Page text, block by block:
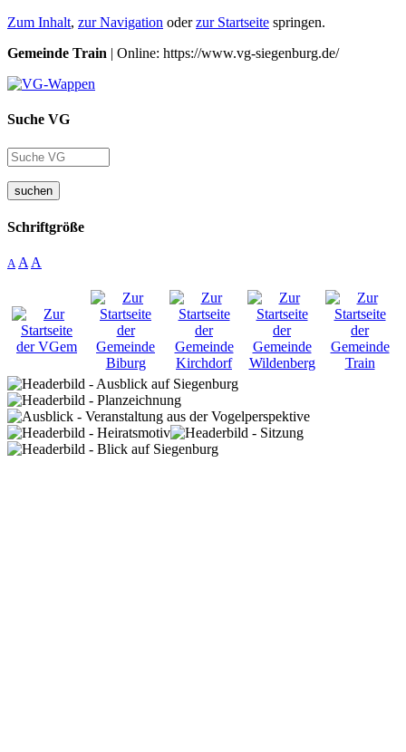
Zum Inhalt, zur Navigation oderzur Startseite springen.
Gemeinde Train | Online: https://www.vg-siegenburg.de/
Suche VG
suchen
Schriftgröße
A A A